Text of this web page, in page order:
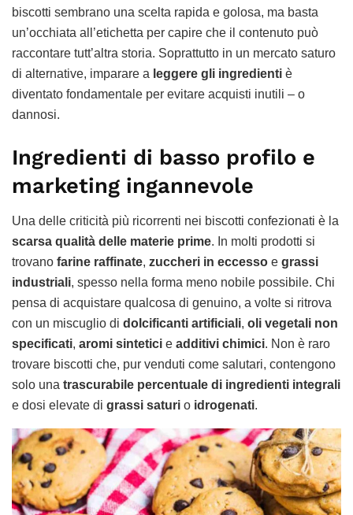
biscotti sembrano una scelta rapida e golosa, ma basta
un’occhiata all’etichetta per capire che il contenuto può
raccontare tutt’altra storia. Soprattutto in un mercato saturo
di alternative, imparare a leggere gli ingredienti è
diventato fondamentale per evitare acquisti inutili – o
dannosi.
Ingredienti di basso profilo e
marketing ingannevole
Una delle criticità più ricorrenti nei biscotti confezionati è la
scarsa qualità delle materie prime. In molti prodotti si
trovano farine raffinate, zuccheri in eccesso e grassi
industriali, spesso nella forma meno nobile possibile. Chi
pensa di acquistare qualcosa di genuino, a volte si ritrova
con un miscuglio di dolcificanti artificiali, oli vegetali non
specificati, aromi sintetici e additivi chimici. Non è raro
trovare biscotti che, pur venduti come salutari, contengono
solo una trascurabile percentuale di ingredienti integrali
e dosi elevate di grassi saturi o idrogenati.